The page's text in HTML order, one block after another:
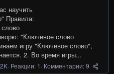
научить
Правила:
"Ключевое слово
игру "Ключевое слово",
2. Во время игры...
Реакции: 1 Комментарии: 9